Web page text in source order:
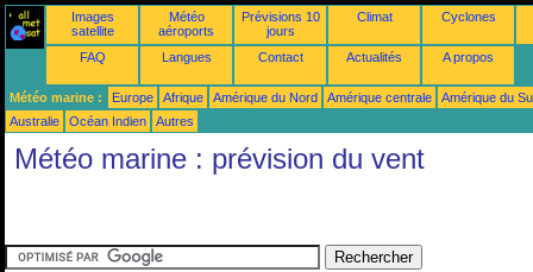
Images
satellite
Météo
aéroports
Prévisions 10
jours
Climat Cyclones
FAQ Langues Contact Actualités A propos
Météo marine : Europe Afrique Amérique du Nord Amérique centrale
Amérique du
Australie
Océan Indien Autres
Météo marine : prévision du vent